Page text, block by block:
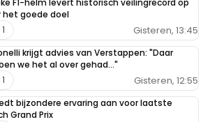
F1-helm levert historisch veilingrecord op
het goede doel
Gisteren, 13:45
1
krijgt advies van Verstappen: "Daar
we het al over gehad..."
Gisteren, 12:55
1
bijzondere ervaring aan voor laatste
Grand Prix